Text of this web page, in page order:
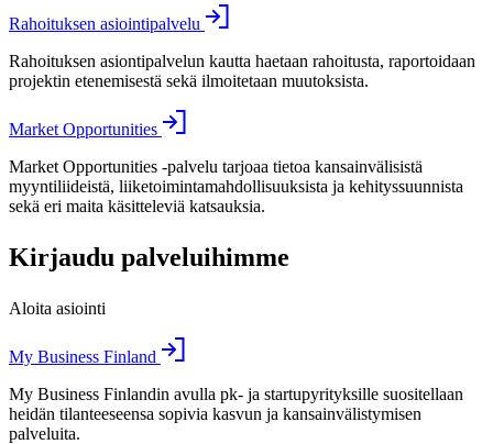
Rahoituksen asiointipalvelu
Rahoituksen asiontipalvelun kautta haetaan rahoitusta, raportoidaan
projektin etenemisestä sekä ilmoitetaan muutoksista.
Market Opportunities
Market Opportunities -palvelu tarjoaa tietoa kansainvälisistä
myyntiliideistä, liiketoimintamahdollisuuksista ja kehityssuunnista
sekä eri maita käsitteleviä katsauksia.
Kirjaudu palveluihimme
Aloita asiointi
My Business Finland
My Business Finlandin avulla pk- ja startupyrityksille suositellaan
heidän tilanteeseensa sopivia kasvun ja kansainvälistymisen
palveluita.